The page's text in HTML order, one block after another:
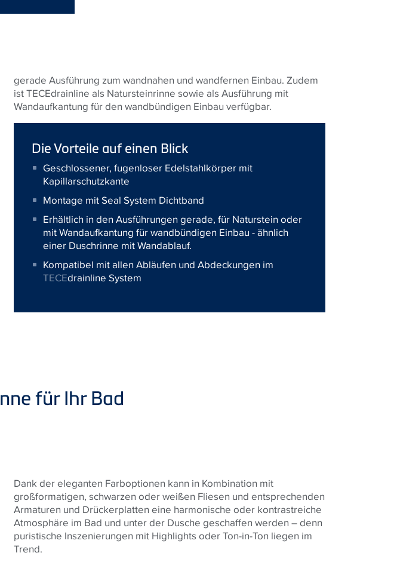
gerade Ausführung zum wandnahen und wandfernen Einbau. Zudem
istTECEdrainline als Natursteinrinne sowie als Ausführung mit
Wandaufkantung für den wandbündigen Einbau verfügbar.
Die Vorteile auf einen Blick
Geschlossener, fugenloser Edelstahlkörper mit
Kapillarschutzkante
Montage mit Seal System Dichtband
Erhältlich in den Ausführungen gerade, für Naturstein oder
mit Wandaufkantung für wandbündigen Einbau - ähnlich
einer Duschrinne mit Wandablauf.
Kompatibel mit allen Abläufen und Abdeckungen im
TECEdrainline System
für Ihr Bad
Dank der eleganten Farboptionen kann in Kombination mit
großformatigen, schwarzen oder weißen Fliesen und entsprechenden
Armaturen und Drückerplatten eine harmonische oder kontrastreiche
Atmosphäre im Bad und unter der Dusche geschaffen werden – denn
puristische Inszenierungen mit Highlights oder Ton-in-Ton liegen im
Trend.